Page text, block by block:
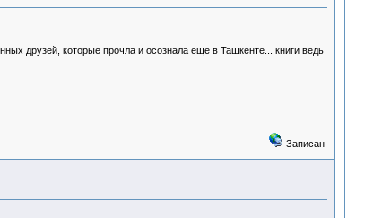
друзей, которые прочла и осознала еще в Ташкенте... книги ведь
Записан